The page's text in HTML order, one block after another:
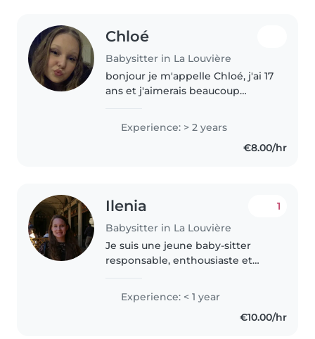
Chloé
Babysitter in La Louvière
bonjour je m'appelle Chloé, j'ai 17
ans et j'aimerais beaucoup
l'aînée d'une grande famille et
aillant fait des études
d'éducatrice je suis douée avec..
Experience: > 2 years
€8.00/hr
Ilenia
Babysitter in La Louvière
1
Je suis une jeune baby-sitter
responsable, enthousiaste et
professionnelle mais je suis très
motivée à m'occuper de vos
Experience: < 1 year
€10.00/hr